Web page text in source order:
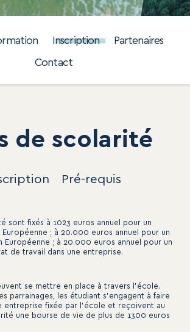
Inscription
Partenaires
Contact
de scolarité
Pré-requis
sont fixés à 1023 euros annuel pour un
Européenne ; à 20.000 euros annuel pour un
Européenne ; à 20.000 euros annuel pour un
de travail dans une entreprise.
se mettre en place à travers l’école.
parrainages, les étudiant s’engagent à faire
entreprise fixée par l'école et reçoivent au
une bourse de vie de plus de 1300 euros